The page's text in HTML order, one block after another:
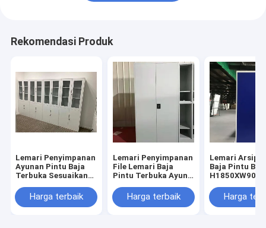
Rekomendasi Produk
Lemari Penyimpanan
Ayunan Pintu Baja
Terbuka Sesuaikan
H1850XW900XD400mm
Hitam RAL9005
Harga terbaik
Lemari Penyimpanan
File Lemari Baja
Pintu Terbuka Ayun
Warna Abu-abu
Harga terbaik
Lemari Arsip
Baja Pintu
Harga